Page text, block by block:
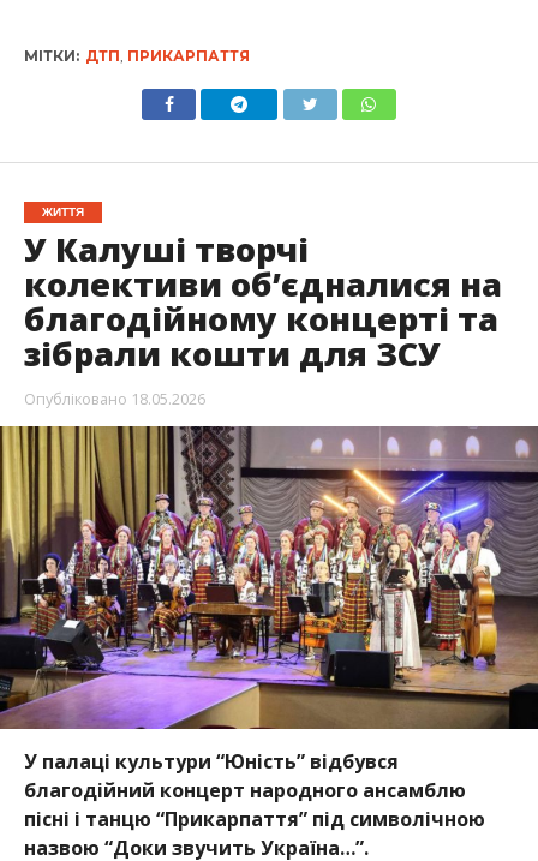
МІТКИ: ДТП ПРИКАРПАТТЯ
ЖИТТЯ
У Калуші творчі
колективи об’єдналися на
благодійному концерті та
зібрали кошти для ЗСУ
Опубліковано 18.05.2026
У палаці культури “Юність” відбувся
благодійний концерт народного ансамблю
пісні і танцю “Прикарпаття” під символічною
назвою “Доки звучить Україна…”.